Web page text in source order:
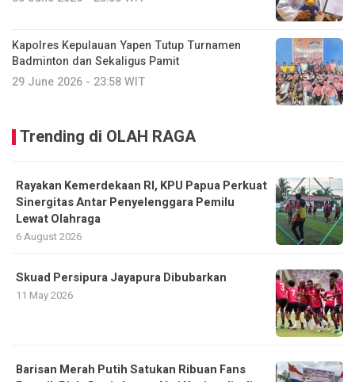
Kapolres Kepulauan Yapen Tutup Turnamen
Badminton dan Sekaligus Pamit
29 June 2026 - 23:58 WIT
Trending di OLAH RAGA
Rayakan Kemerdekaan RI, KPU Papua Perkuat
Sinergitas Antar Penyelenggara Pemilu
Lewat Olahraga
6 August 2026
Skuad Persipura Jayapura Dibubarkan
11 May 2026
Barisan Merah Putih Satukan Ribuan Fans